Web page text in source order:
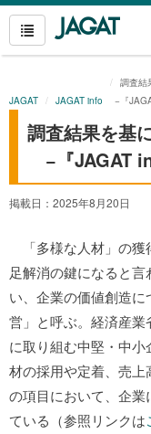
JAGAT JAGAT info
調査結
−『
調査結果を基
−『JAGAT
掲載日：2025年8月20日
「多様な人材」の獲
足解消の鍵になると
い、企業の価値創造
営」と呼ぶ。 経済産業
に取り組む中堅・中
材の採用や定着、売
の項目において、企
ている（参照リンクは